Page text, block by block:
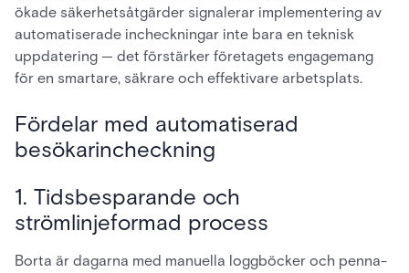
ökade säkerhetsåtgärder signalerar implementering av
automatiserade incheckningar inte bara en teknisk
uppdatering — det förstärker företagets engagemang
för en smartare, säkrare och effektivare arbetsplats.
Fördelar med automatiserad
besökarincheckning
1. Tidsbesparande och
strömlinjeformad process
Borta är dagarna med manuella loggböcker och penna-